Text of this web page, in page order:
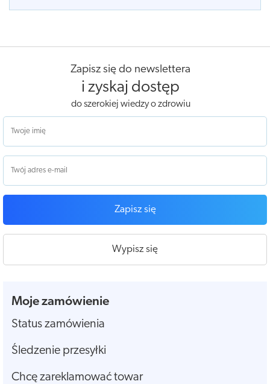
Zapisz się do newslettera
i zyskaj dostęp
do szerokiej wiedzy o zdrowiu
Zapisz się
Wypisz się
Moje zamówienie
Status zamówienia
Śledzenie przesyłki
Chcę zareklamować towar